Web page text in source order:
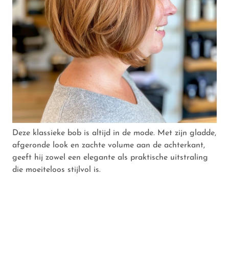
Deze klassieke bob is altijd in de mode. Met zijn gladde,
afgeronde look en zachte volume aan de achterkant,
geeft hij zowel een elegante als praktische uitstraling
die moeiteloos stijlvol is.